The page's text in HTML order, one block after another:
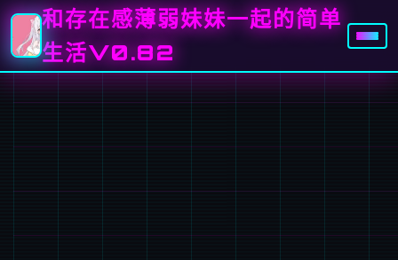
和存在感薄弱妹妹一起的简单
生活V0.82